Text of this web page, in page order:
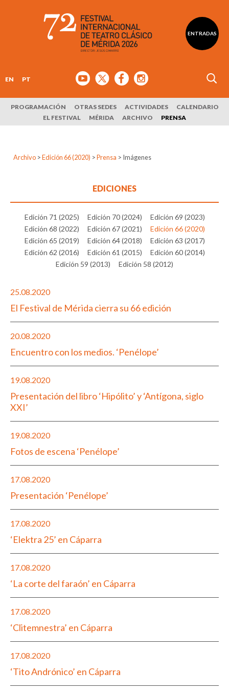
ENTRADAS
EN PT
PROGRAMACIÓN OTRAS SEDES ACTIVIDADES
CALENDARIO
EL FESTIVAL
MÉRIDA ARCHIVO PRENSA
Archivo > Edición 66 (2020) > Prensa > Imágenes
EDICIONES
Edición 71 (2025) Edición 70 (2024)
Edición 69 (2023)
Edición 68 (2022)
Edición 67 (2021)
Edición 66 (2020)
Edición 65 (2019)
Edición 64 (2018)
Edición 63 (2017)
Edición 62 (2016)
Edición 61 (2015)
Edición 60 (2014)
Edición 59 (2013)
Edición 58 (2012)
25.08.2020
El Festival de Mérida cierra su 66 edición
20.08.2020
Encuentro con los medios. ‘Penélope’
19.08.2020
Presentación del libro ‘Hipólito’ y ‘Antígona, siglo
XXI’
19.08.2020
Fotos de escena ‘Penélope’
17.08.2020
Presentación ‘Penélope’
17.08.2020
‘Elektra 25’ en Cáparra
17.08.2020
‘La corte del faraón’ en Cáparra
17.08.2020
‘Clitemnestra’ en Cáparra
17.08.2020
‘Tito Andrónico’ en Cáparra